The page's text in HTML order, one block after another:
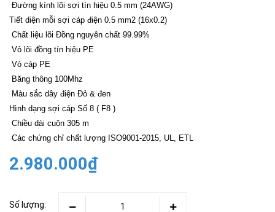
Đường kính lõi sợi tín hiệu 0.5 mm (24AWG)
Tiết diện mỗi sợi cáp điện 0.5 mm2 (16x0.2)
Chất liệu lõi Đồng nguyên chất 99.99%
Vỏ lõi đồng tín hiệu PE
Vỏ cáp PE
Băng thông 100Mhz
Màu sắc dây điện Đỏ & đen
Hình dạng sợi cáp Số 8 ( F8 )
Chiều dài cuộn 305 m
Các chứng chỉ chất lượng ISO9001-2015, UL, ETL
2.980.000₫
Số lượng: